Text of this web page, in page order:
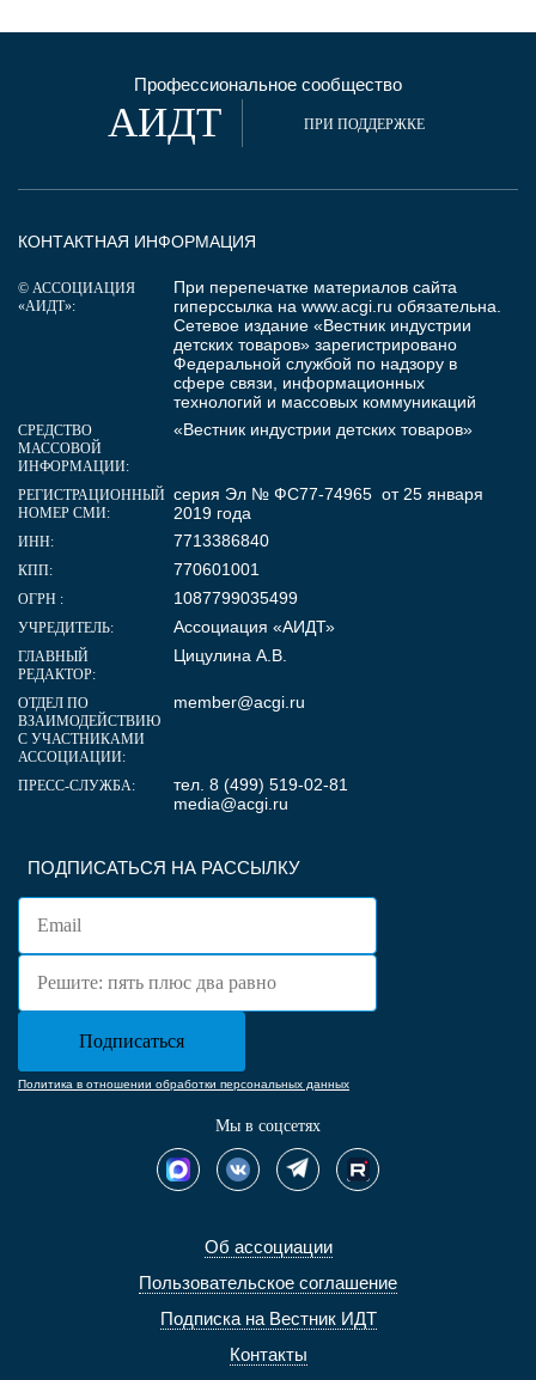
Профессиональное сообщество
АИДТ ПРИ ПОДДЕРЖКЕ
Об ассоциации
Пользовательское соглашение
Подписка на Вестник ИДТ
Контакты
ПОДПИСАТЬСЯ НА РАССЫЛКУ
Политика в отношении обработки персональных данных
Мы в соцсетях
КОНТАКТНАЯ ИНФОРМАЦИЯ
© АССОЦИАЦИЯ
«АИДТ»:
При перепечатке материалов сайта
гиперссылка на www.acgi.ru обязательна.
Сетевое издание «Вестник индустрии
детских товаров» зарегистрировано
Федеральной службой по надзору в
сфере связи, информационных
технологий и массовых коммуникаций
СРЕДСТВО
МАССОВОЙ
ИНФОРМАЦИИ:
«Вестник индустрии детских товаров»
РЕГИСТРАЦИОННЫЙ
НОМЕР СМИ:
серия Эл № ФС77-74965 от 25 января
2019 года
ИНН: 7713386840
КПП: 770601001
ОГРН : 1087799035499
УЧРЕДИТЕЛЬ: Ассоциация «АИДТ»
ГЛАВНЫЙ
РЕДАКТОР:
Цицулина А.В.
ОТДЕЛ ПО
ВЗАИМОДЕЙСТВИЮ
С УЧАСТНИКАМИ
АССОЦИАЦИИ:
member@acgi.ru
ПРЕСС-СЛУЖБА:
тел. 8 (499) 519-02-81
media@acgi.ru